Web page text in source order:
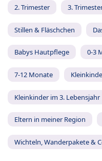
2. Trimester 3.
Stillen & Fläschchen
Babys Hautpflege 0-3
7-12 Monate
Kleinkinder im 3. Lebensjahr
Eltern in meiner Region
Wichteln, Wanderpakete &